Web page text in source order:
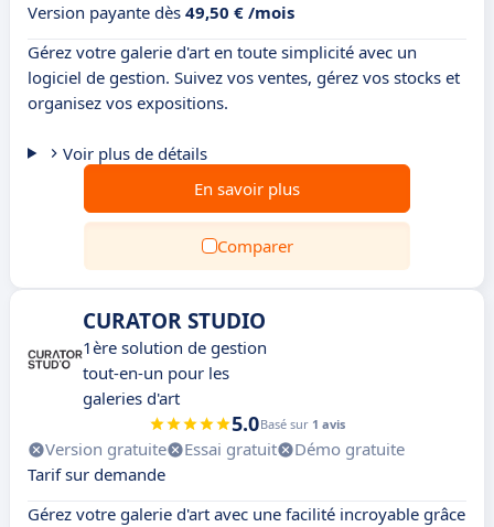
Version payante dès 49,50 € /mois
Gérez votre galerie d'art en toute simplicité avec un
logiciel de gestion. Suivez vos ventes, gérez vos stocks et
organisez vos expositions.
Voir plus de détails
En savoir plus
Comparer
CURATOR STUDIO
1ère solution de gestion
tout-en-un pour les
galeries d'art
5.0Basé sur 1 avis
Version gratuite Essai gratuit
Démo gratuite
Tarif sur demande
Gérez votre galerie d'art avec une facilité incroyable grâce